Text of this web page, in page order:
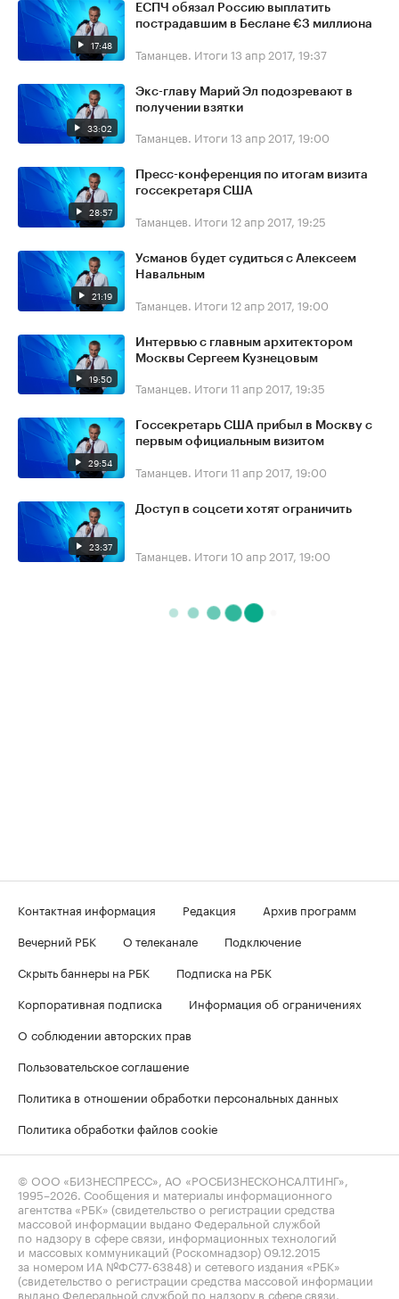
17:48
ЕСПЧ обязал Россию выплатить
пострадавшим в Беслане €3 миллиона
Таманцев. Итоги 13 апр 2017, 19:37
33:02
Экс-главу Марий Эл подозревают в
получении взятки
Таманцев. Итоги 13 апр 2017, 19:00
28:57
Пресс-конференция по итогам визита
госсекретаря США
Таманцев. Итоги 12 апр 2017, 19:25
21:19
Усманов будет судиться с Алексеем
Навальным
Таманцев. Итоги 12 апр 2017, 19:00
19:50
Интервью с главным архитектором
Москвы Сергеем Кузнецовым
Таманцев. Итоги 11 апр 2017, 19:35
29:54
Госсекретарь США прибыл в Москву с
первым официальным визитом
Таманцев. Итоги 11 апр 2017, 19:00
23:37
Доступ в соцсети хотят ограничить
Таманцев. Итоги 10 апр 2017, 19:00
Контактная информация Редакция
Архив программ
Вечерний РБК
О телеканале
Подключение
Скрыть баннеры на РБК
Подписка на РБК
Корпоративная подписка
Информация об ограничениях
О соблюдении авторских прав
Пользовательское соглашение
Политика в отношении обработки персональных данных
Политика обработки файлов cookie
© ООО «БИЗНЕСПРЕСС», АО «РОСБИЗНЕСКОНСАЛТИНГ»,
1995–2026 . Сообщения и материалы информационного
агентства «РБК» (свидетельство о регистрации средства
массовой информации выдано Федеральной службой
по надзору в сфере связи, информационных технологий
и массовых коммуникаций (Роскомнадзор) 09.12.2015
за номером ИА №ФС77-63848) и сетевого издания «РБК»
(свидетельство о регистрации средства массовой информации
выдано Федеральной службой по надзору в сфере связи,